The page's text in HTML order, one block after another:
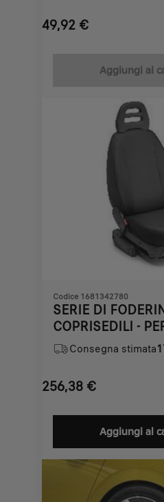
49,92 €
Aggiungi al
Codice 1681342780
SERIE DI
COPRISEDILI -
ANTERIORE
Consegna stimata
256,38 €
Price
256,38
€
Quantity
to:
1
Aggiungi al